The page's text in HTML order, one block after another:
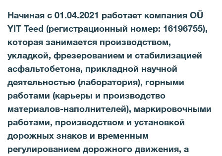
Начиная с 01.04.2021 работает компания OÜ
YIT Teed (регистрационный номер: 16196755),
которая занимается производством,
укладкой, фрезерованием и стабилизацией
асфальтобетона, прикладной научной
деятельностью (лаборатория), горными
работами (карьеры и производство
материалов-наполнителей), маркировочными
работами, производством и установкой
дорожных знаков и временным
регулированием дорожного движения, а